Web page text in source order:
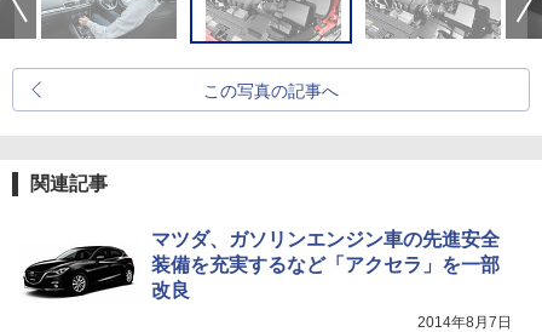
この写真の記事へ
関連記事
マツダ、ガソリンエンジン車の先進安全
装備を充実するなど「アクセラ」を一部
改良
2014年8月7日